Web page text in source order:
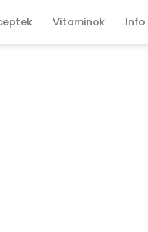
Vitaminok Info